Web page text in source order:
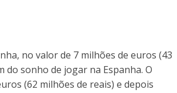
no valor de 7 milhões de euros (43
do sonho de jogar na Espanha. O
(62 milhões de reais) e depois